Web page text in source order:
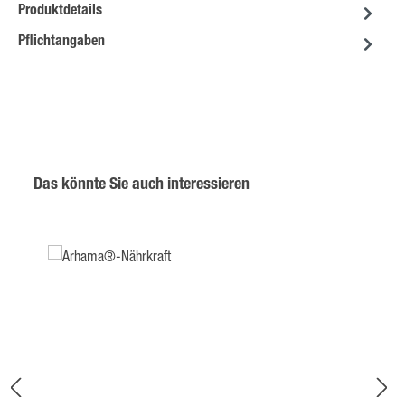
Produktdetails
Pflichtangaben
Produktgalerie überspringen
Das könnte Sie auch interessieren